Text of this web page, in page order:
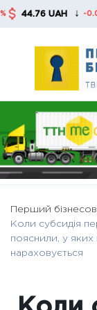
Skip
UAH ↓ -0.01%
Перший
Коли субсидія
пояснили, у
нараховується